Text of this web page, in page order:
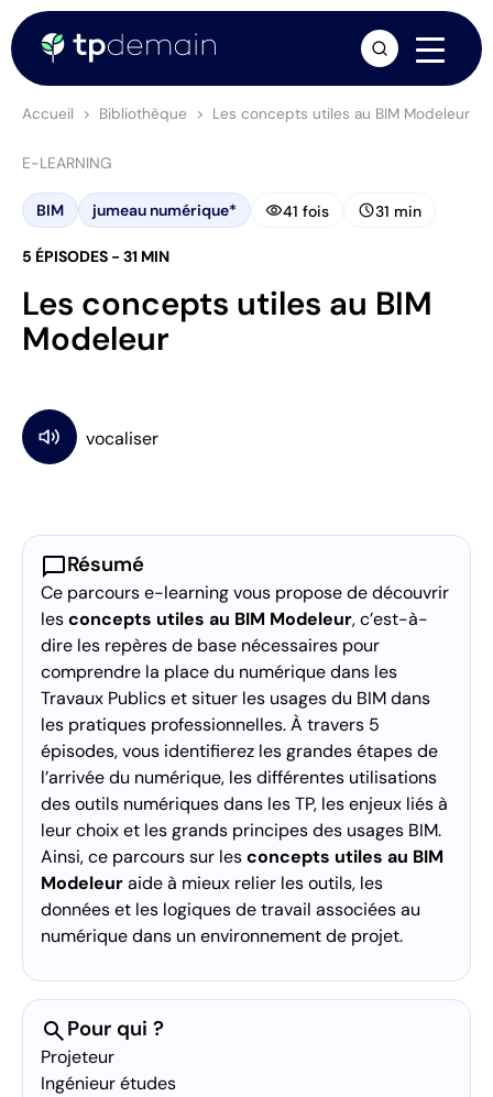
Accueil Bibliothèque Les concepts utiles au BIM Modeleur
E-LEARNING
BIM jumeau numérique* visibility41 fois schedule31 min
5 ÉPISODES - 31 MIN
Les concepts utiles au BIM
Modeleur
chat_bubbleRésumé
Ce parcours e-learning vous propose de découvrir
lesconcepts utiles au BIM Modeleur, c’est-à-
dire les repères de base nécessaires pour
comprendre la place du numérique dans les
Travaux Publics et situer les usages du BIM dans
les pratiques professionnelles. À travers 5
épisodes, vous identifierez les grandes étapes de
l’arrivée du numérique, les différentes utilisations
des outils numériques dans les TP, les enjeux liés à
leur choix et les grands principes des usages BIM.
Ainsi, ce parcours sur lesconcepts utiles au BIM
Modeleuraide à mieux relier les outils, les
données et les logiques de travail associées au
numérique dans un environnement de projet.
searchPour qui ?
Projeteur
Ingénieur études
arrow_forward